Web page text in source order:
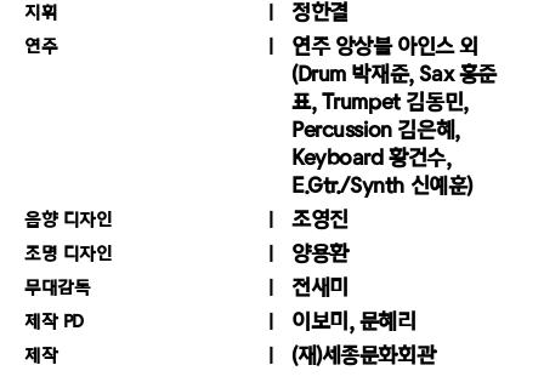
후 공연장에 입장하시어 확인 가능합니
다. 휠체어석은 세종문화회관 콜센터(02
-399-1000)를 통해 전화 예매할 수 있
- 공연 시작 후에는 정해진 시간 외 객석
입장이 제한되며, 예매한 좌석이 아닌 별
도 지정된 좌석에서 관람할 수 있습니다.
- 객석 내에는 뚜껑이 있는 생수를 제외
한 모든 음식물 반입 및 섭취가 불가합니
- 허가되지 않은 모든 형태의 사진 및 동
영상 촬영, 녹음·녹화, 그리고 SNS 채널
The story no longer flows as a story. Narrative r
ecedes, and the performers do nothing but set
the music in motion — before we notice, the sc
ene has been taken over by music itself. Throu
gh a single event, identities blend and, in time,
collapse. Within this structure, where music, bo
dy, space, and sensation operate in parallel, th
업에 참여했습니다.
작품의 자기 참조적 구조에 주목하며 음악을 사건 단위
의 체계로 구성하고 공연을 그 구조를 실현하는 매개체
로 다루는 실험을 이어오고 있습니다. 통영국제음악제,
영월현대음악제, 대구국제현대음악제 등에서 Klangfor
지휘 정한결
연주
연주 앙상블 아인스 외
(Drum 박재준, Sax 홍준
표, Trumpet 김동민,
Percussion 김은혜,
Keyboard 황건수,
E.Gtr./Synth 신예훈)
음향 디자인 조영진
조명 디자인 양용환
무대감독 전새미
제작 PD 이보미, 문혜리
제작 (재)세종문화회관